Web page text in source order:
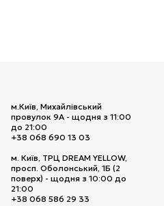
м.Київ, Михайлівський
провулок 9А - щодня з 11:00
до 21:00
+38 068 690 13 03
м. Київ, ТРЦ DREAM YELLOW,
просп. Оболонський, 1Б (2
поверх) - щодня з 10:00 до
21:00
+38 068 586 29 33